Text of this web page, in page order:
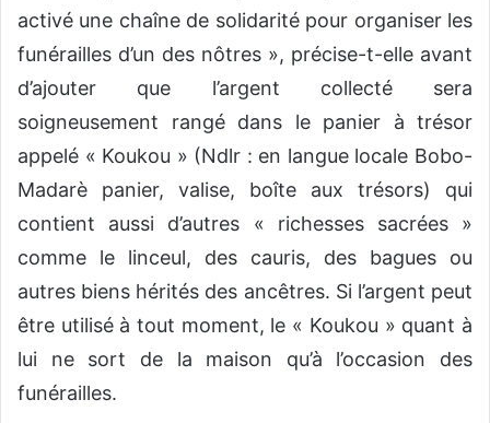
activé une chaîne de solidarité pour organiser les
funérailles d’un des nôtres », précise-t-elle avant
d’ajouter que l’argent collecté sera
soigneusement rangé dans le panier à trésor
appelé « Koukou » (Ndlr : en langue locale Bobo-
Madarè panier, valise, boîte aux trésors) qui
contient aussi d’autres « richesses sacrées »
comme le linceul, des cauris, des bagues ou
autres biens hérités des ancêtres. Si l’argent peut
être utilisé à tout moment, le « Koukou » quant à
lui ne sort de la maison qu’à l’occasion des
funérailles.